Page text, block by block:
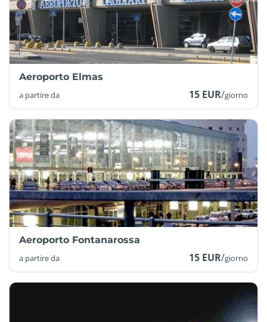
Aeroporto Elmas
a partire da 15 EUR/giorno
Aeroporto Fontanarossa
a partire da 15 EUR/giorno